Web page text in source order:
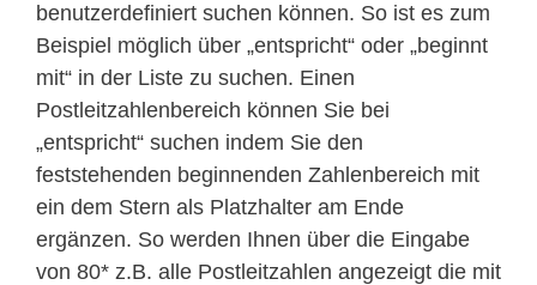
benutzerdefiniert suchen können. So ist es zum
Beispiel möglich über „entspricht“ oder „beginnt
mit“ in der Liste zu suchen. Einen
Postleitzahlenbereich können Sie bei
„entspricht“ suchen indem Sie den
feststehenden beginnenden Zahlenbereich mit
ein dem Stern als Platzhalter am Ende
ergänzen. So werden Ihnen über die Eingabe
von 80* z.B. alle Postleitzahlen angezeigt die mit